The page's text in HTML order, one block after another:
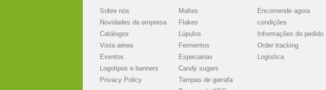
Sobre nós
Novidades da empresa
Catálogos
Vista aérea
Eventos
Logotipos e banners
Privacy Policy
Maltes
Flakes
Lúpulos
Fermentos
Especiarias
Candy sugars
Tampas de garrafa
Encomende agora
condições
Informações do pedido
Order tracking
Logística